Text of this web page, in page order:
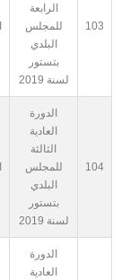
103
الرابعة
للمجلس
البلدي
بتستور
لسنة 2019
104
الدورة
العادية
الثالثة
للمجلس
البلدي
بتستور
لسنة 2019
الدورة
العادية